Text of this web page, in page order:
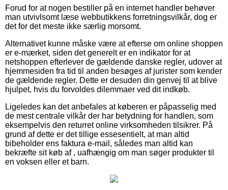
Forud for at nogen bestiller på en internet handler behøver
man utvivlsomt læse webbutikkens forretningsvilkår, dog er
det for det meste ikke særlig morsomt.
Alternativet kunne måske være at efterse om online shoppen
er e-mærket, siden det generelt er en indikator for at
netshoppen efterlever de gældende danske regler, udover at
hjemmesiden fra tid til anden besøges af jurister som kender
de gældende regler. Dette er desuden din genvej til at blive
hjulpet, hvis du forvoldes dilemmaer ved dit indkøb.
Ligeledes kan det anbefales at køberen er påpasselig med
de mest centrale vilkår der har betydning for handlen, som
eksempelvis den returret online virksomheden tilsikrer. På
grund af dette er det tillige essesentielt, at man altid
bibeholder ens faktura e-mail, således man altid kan
bekræfte sit køb af , uafhængig om man søger produkter til
en voksen eller et barn.